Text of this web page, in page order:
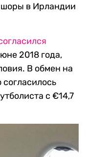
в Ирландии
2018 года,
В обмен на
согласилось
с €14,7